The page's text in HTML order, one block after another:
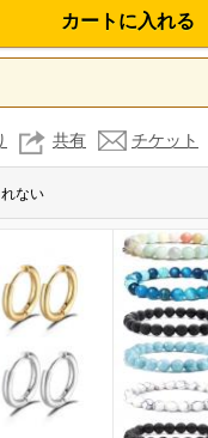
カートに入れる
共有 チケット
ない